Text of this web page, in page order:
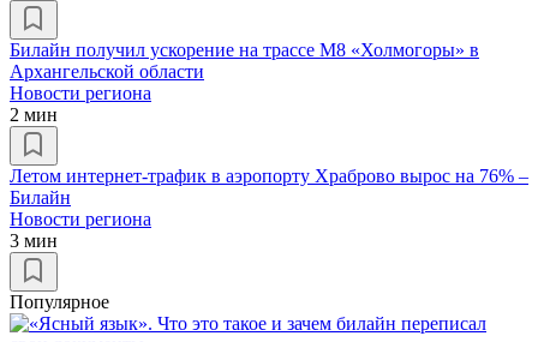
Билайн получил ускорение на трассе М8 «Холмогоры» в
Архангельской области
Новости региона
2 мин
Летом интернет-трафик в аэропорту Храброво вырос на 76% –
Билайн
Новости региона
3 мин
Популярное